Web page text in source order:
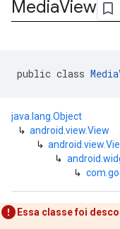
MediaView
public class
java.lang.Object
↳ android.view.View
↳
↳
↳
Essa classe foi